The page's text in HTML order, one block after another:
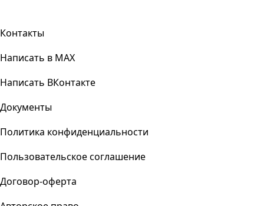
Контакты
Написать в MAX
Написать ВКонтакте
Документы
Политика конфиденциальности
Пользовательское соглашение
Договор-оферта